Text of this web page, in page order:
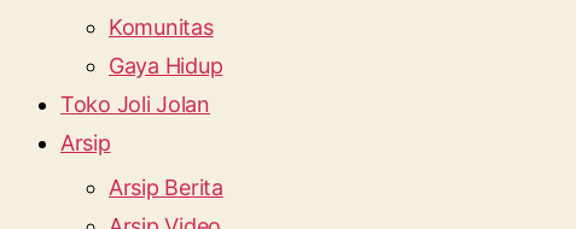
Komunitas
Gaya Hidup
Toko Joli Jolan
Arsip
Arsip Berita